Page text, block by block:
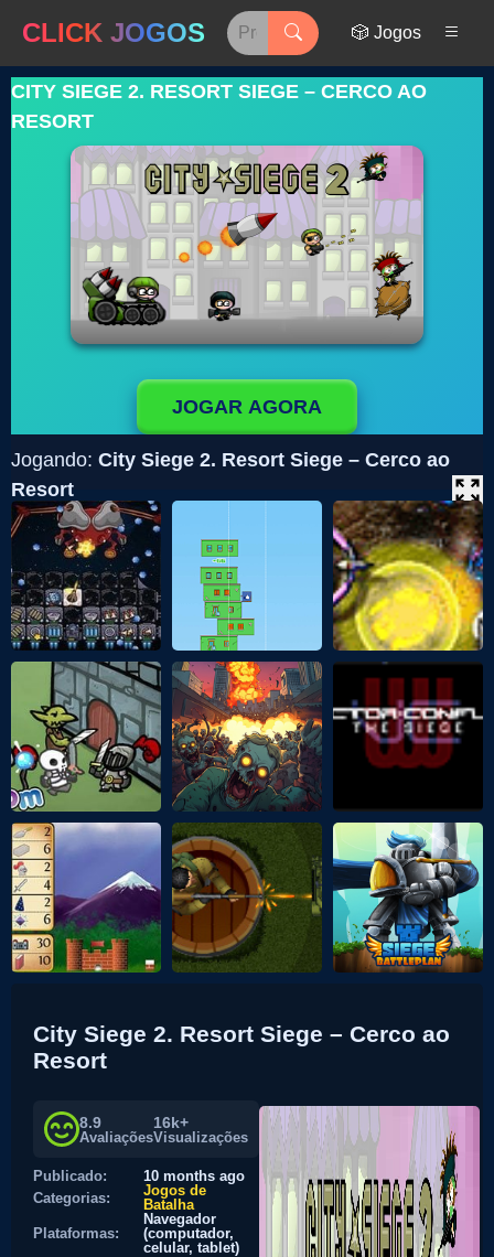
CLICK JOGOS 🎲 Jogos
CITY SIEGE 2. RESORT SIEGE – CERCO AO
RESORT
JOGAR AGORA
Jogando: City Siege 2. Resort Siege – Cerco ao
Resort
City Siege 2. Resort Siege – Cerco ao
Resort
8.9
Avaliações
16k+
Visualizações
Publicado:
10 months ago
Categorias:
Jogos de
Batalha
Plataformas:
Navegador
(computador,
celular, tablet)